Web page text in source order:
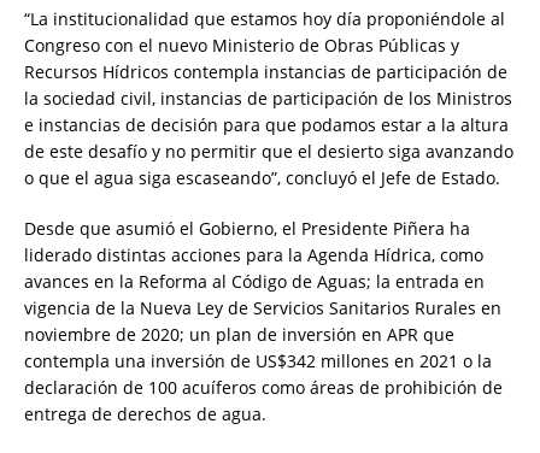
“La institucionalidad que estamos hoy día proponiéndole al
Congreso con el nuevo Ministerio de Obras Públicas y
Recursos Hídricos contempla instancias de participación de
la sociedad civil, instancias de participación de los Ministros
e instancias de decisión para que podamos estar a la altura
de este desafío y no permitir que el desierto siga avanzando
o que el agua siga escaseando”, concluyó el Jefe de Estado.
Desde que asumió el Gobierno, el Presidente Piñera ha
liderado distintas acciones para la Agenda Hídrica, como
avances en la Reforma al Código de Aguas; la entrada en
vigencia de la Nueva Ley de Servicios Sanitarios Rurales en
noviembre de 2020; un plan de inversión en APR que
contempla una inversión de US$342 millones en 2021 o la
declaración de 100 acuíferos como áreas de prohibición de
entrega de derechos de agua.